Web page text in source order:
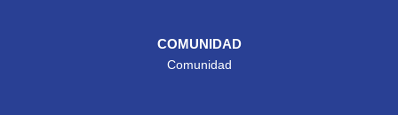
COMUNIDAD
Comunidad